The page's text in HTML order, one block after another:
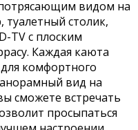
видом на
столик,
TV с плоским
Каждая каюта
комфортного
вид на
сможете встречать
просыпаться